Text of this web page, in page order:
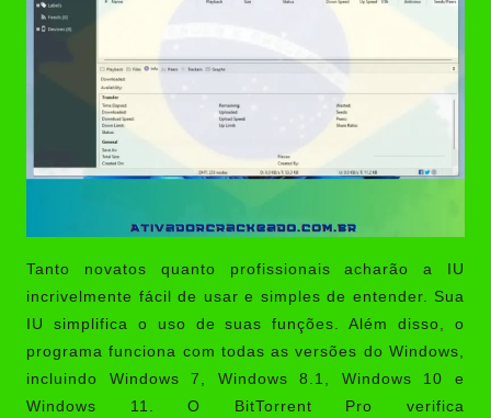
Tanto novatos quanto profissionais acharão a IU
incrivelmente fácil de usar e simples de entender. Sua
IU simplifica o uso de suas funções. Além disso, o
programa funciona com todas as versões do Windows,
incluindo Windows 7, Windows 8.1, Windows 10 e
Windows 11. O BitTorrent Pro verifica